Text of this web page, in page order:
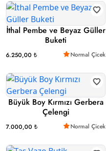
İthal Pembe ve Beyaz Güller
Buketi
6.250,00 ₺ Normal Çicek
Büyük Boy Kırmızı Gerbera
Çelengi
7.000,00 ₺ Normal Çicek